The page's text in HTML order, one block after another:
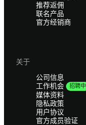
推荐返佣
联名产品
官方经销商
关于
公司信息
工作机会
招聘中
媒体资料
隐私政策
用户协议
官方成员验证